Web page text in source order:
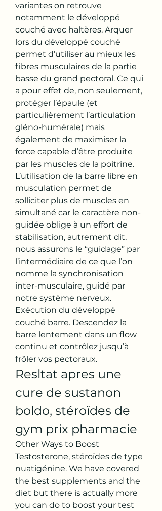
variantes on retrouve
notamment le développé
couché avec haltères. Arquer
lors du développé couché
permet d’utiliser au mieux les
fibres musculaires de la partie
basse du grand pectoral. Ce qui
a pour effet de, non seulement,
protéger l’épaule (et
particulièrement l’articulation
gléno-humérale) mais
également de maximiser la
force capable d’être produite
par les muscles de la poitrine.
L’utilisation de la barre libre en
musculation permet de
solliciter plus de muscles en
simultané car le caractère non-
guidée oblige à un effort de
stabilisation, autrement dit,
nous assurons le “guidage” par
l’intermédiaire de ce que l’on
nomme la synchronisation
inter-musculaire, guidé par
notre système nerveux.
Exécution du développé
couché barre. Descendez la
barre lentement dans un flow
continu et contrôlez jusqu’à
frôler vos pectoraux.
Resltat apres une
cure de sustanon
boldo, stéroïdes de
gym prix pharmacie
Other Ways to Boost
Testosterone, stéroïdes de type
nuatigénine. We have covered
the best supplements and the
diet but there is actually more
you can do to boost your test